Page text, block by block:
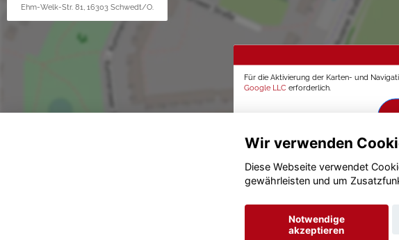
Ehm-Welk-Str. 81, 16303 Schwedt/O.
Für die Aktivierung der Karten- und
Google LLC erforderlich.
Wir verwenden
Diese Webseite verwendet
gewährleisten und um
Notwendige
akzeptieren